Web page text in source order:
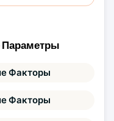
Факторы
Факторы